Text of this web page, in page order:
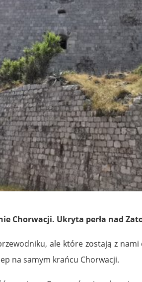
Chorwacji. Ukryta perła nad
ale które zostają z
na samym krańcu Chorwacji.